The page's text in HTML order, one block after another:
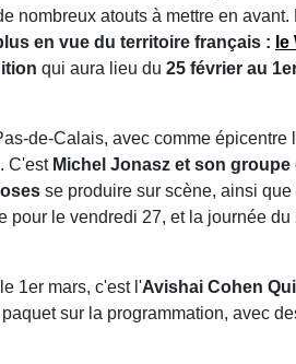
nombreux atouts à mettre en avant.
en vue du territoire français :
qui aura lieu du 25 février au
de-Calais, avec comme
C'est Michel Jonasz et son groupe
se produire sur scène, ainsi que
pour le vendredi 27, et la journée
1er mars, c'est l'Avishai Cohen
sur la programmation, avec